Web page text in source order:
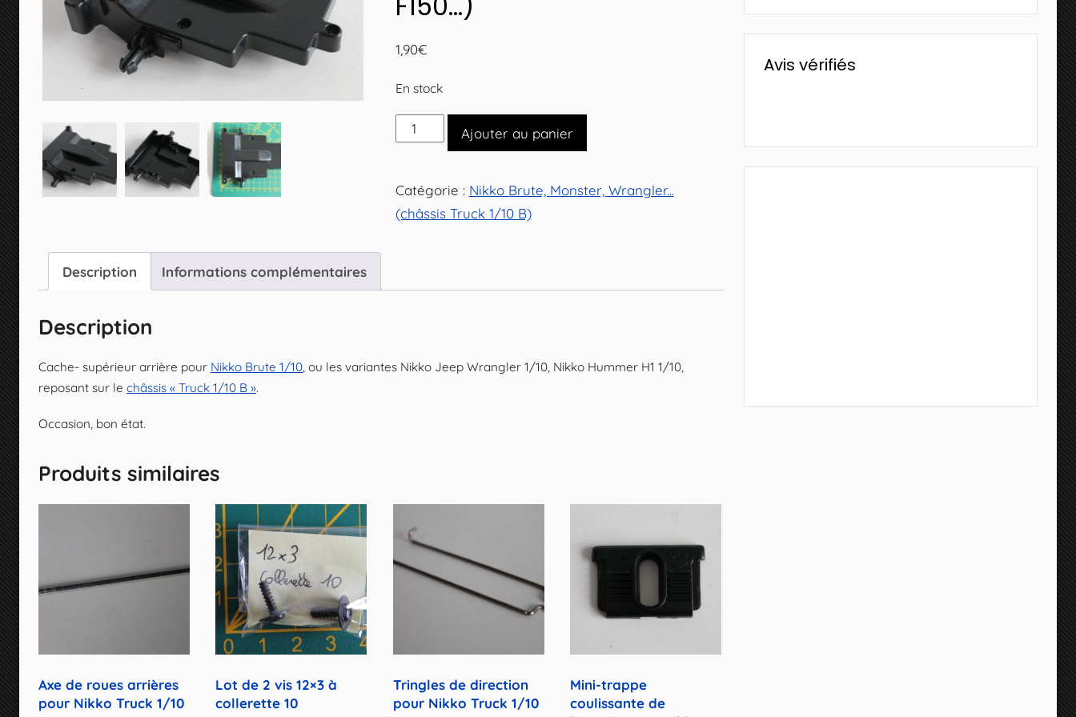
1,90€
En stock
quantité
supérieur
arrière
Truck
(Brute,
Ajouter au panier
Catégorie : Nikko Brute, Monster, Wrangler...
(châssis Truck 1/10 B)
Description Informations complémentaires
Description
Cache- supérieur arrière pour Nikko Brute 1/10, ou les variantes Nikko Jeep Wrangler 1/10, Nikko Hummer H1 1/10,
reposant sur le châssis « Truck 1/10 B ».
Occasion, bon état.
Produits similaires
Axe de roues arrières
pour Nikko Truck 1/10
Lot de 2 vis 12×3 à
collerette 10
Tringles de direction
pour Nikko Truck 1/10
Mini-trappe
coulissante de
Avis vérifiés